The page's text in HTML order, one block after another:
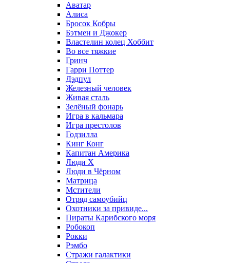
Аватар
Алиса
Бросок Кобры
Бэтмен и Джокер
Властелин колец Хоббит
Во все тяжкие
Гринч
Гарри Поттер
Дэдпул
Железный человек
Живая сталь
Зелёный фонарь
Игра в кальмара
Игра престолов
Годзилла
Кинг Конг
Капитан Америка
Люди X
Люди в Чёрном
Матрица
Мстители
Отряд самоубийц
Охотники за привиде...
Пираты Карибского моря
Робокоп
Рокки
Рэмбо
Стражи галактики